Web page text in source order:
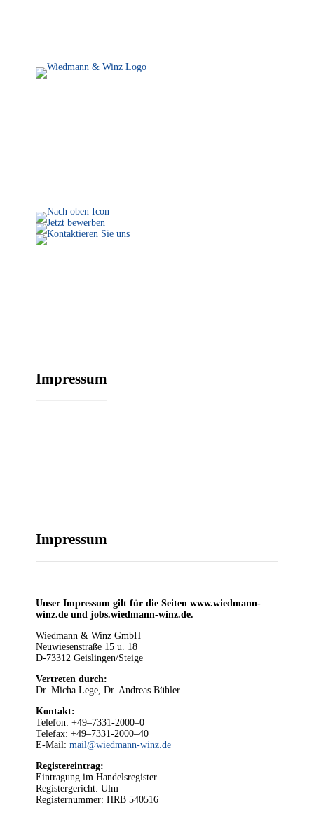
Impres­sum
Impres­sum
Unser Impres­sum gilt für die Sei­ten www.wiedmann-
winz.de und jobs.wiedmann-winz.de.
Wiedmann & Winz GmbH
Neu­wie­sen­stra­ße 15 u. 18
D‑73312 Geislingen/Steige
Ver­tre­ten durch:
Dr. Micha Lege, Dr. Andre­as Bühler
Kon­takt:
Tele­fon: +49–7331-2000–0
Tele­fax: +49–7331-2000–40
E‑Mail:mail@wiedmann-winz.de
Regis­ter­ein­trag:
Ein­tra­gung im Han­dels­re­gis­ter.
Regis­ter­ge­richt: Ulm
Regis­ter­num­mer: HRB 540516